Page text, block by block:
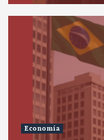
Economía